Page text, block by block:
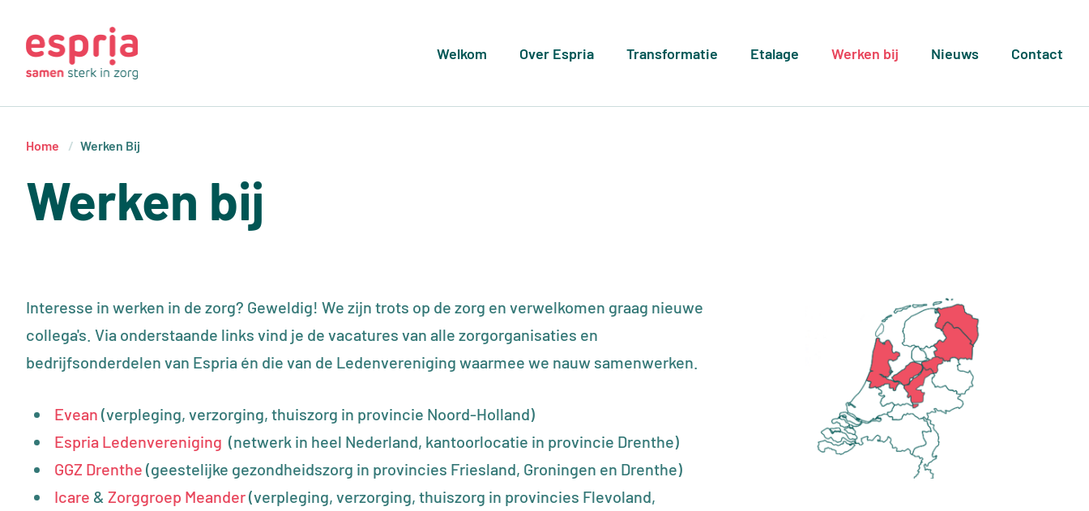
Main navigation
Welkom Over Espria Transformatie Etalage Werken bij Nieuws Contact
Kruimelpad
Home Werken Bij
Werken bij
Interesse in werken in de zorg? Geweldig! We zijn trots op de zorg en verwelkomen graag nieuwe
collega's. Via onderstaande links vind je de vacatures van alle zorgorganisaties en
bedrijfsonderdelen van Espria én die van de Ledenvereniging waarmee we nauw samenwerken.
Evean (verpleging, verzorging, thuiszorg in provincie Noord-Holland)
Espria Ledenvereniging (netwerk in heel Nederland, kantoorlocatie in provincie Drenthe)
GGZ Drenthe (geestelijke gezondheidszorg in provincies Friesland, Groningen en Drenthe)
Icare & Zorggroep Meander(verpleging, verzorging, thuiszorg in provincies Flevoland,